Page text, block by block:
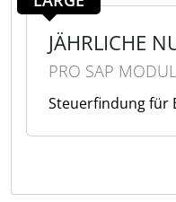
JÄHRLICHE
PRO SAP MODUL
Steuerfindung für